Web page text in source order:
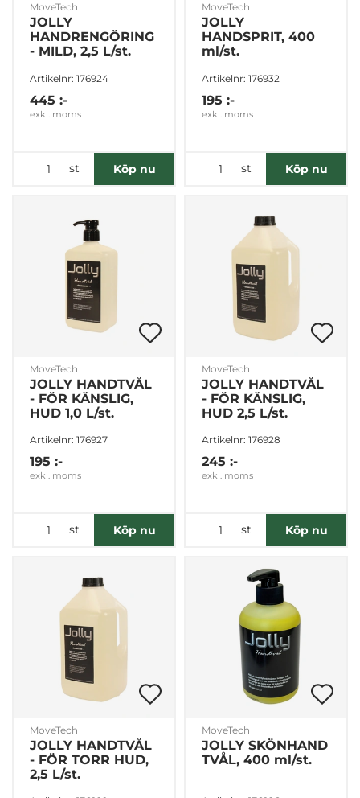
MoveTech
JOLLY
HANDRENGÖRING
- MILD, 2,5 L/st.
Artikelnr: 176924
445 :-
exkl. moms
st Köp nu
MoveTech
JOLLY
HANDSPRIT, 400
ml/st.
Artikelnr: 176932
195 :-
exkl. moms
st Köp nu
MoveTech
JOLLY HANDTVÅL
- FÖR KÄNSLIG,
HUD 1,0 L/st.
Artikelnr: 176927
195 :-
exkl. moms
st Köp nu
MoveTech
JOLLY HANDTVÅL
- FÖR KÄNSLIG,
HUD 2,5 L/st.
Artikelnr: 176928
245 :-
exkl. moms
st Köp nu
MoveTech
JOLLY HANDTVÅL
- FÖR TORR HUD,
2,5 L/st.
MoveTech
JOLLY SKÖNHAND
TVÅL, 400 ml/st.